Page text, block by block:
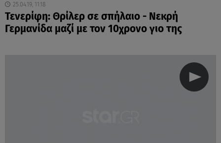
25.04.19, 11:18
Τενερίφη: Θρίλερ σε σπήλαιο - Νεκρή
Γερμανίδα μαζί με τον 10χρονο γιο της